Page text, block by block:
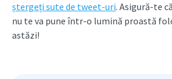
ștergeți sute de tweet-uri. Asigură-te
nu te va pune într-o lumină proastă
astăzi!